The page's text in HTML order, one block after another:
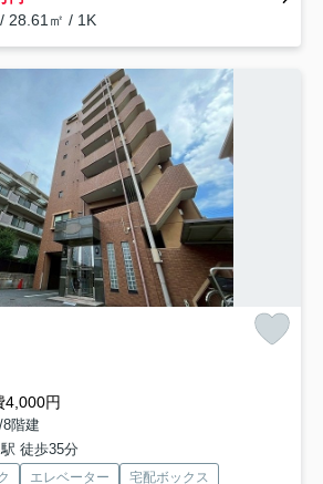
28.61㎡ / 1K
4,000円
階建
徒歩35分
エレベーター
宅配ボックス